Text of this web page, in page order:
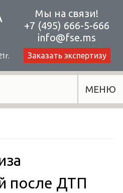
Мы на связи!
+7 (495) 666-5-666
info@fse.ms
Заказать экспертизу
МЕНЮ
после ДТП